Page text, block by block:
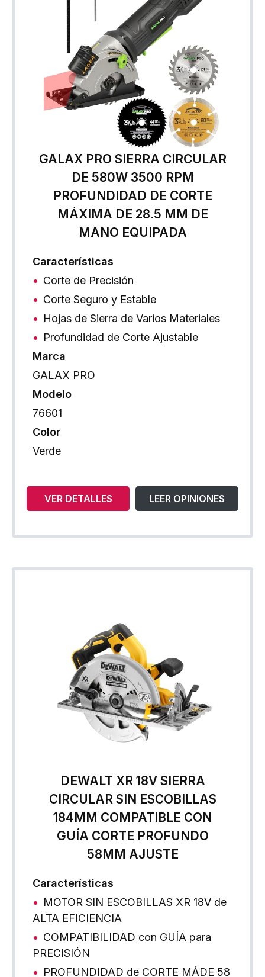
GALAX PRO SIERRA CIRCULAR
DE 580W 3500 RPM
PROFUNDIDAD DE CORTE
MÁXIMA DE 28.5 MM DE
MANO EQUIPADA
Características
Corte de Precisión
Corte Seguro y Estable
Hojas de Sierra de Varios Materiales
Profundidad de Corte Ajustable
Marca
GALAX PRO
Modelo
76601
Color
Verde
VER DETALLES LEER OPINIONES
DEWALT XR 18V SIERRA
CIRCULAR SIN ESCOBILLAS
184MM COMPATIBLE CON
GUÍA CORTE PROFUNDO
58MM AJUSTE
Características
MOTOR SIN ESCOBILLAS XR 18V de
ALTA EFICIENCIA
COMPATIBILIDAD con GUÍA para
PRECISIÓN
PROFUNDIDAD de CORTE MÁDE 58